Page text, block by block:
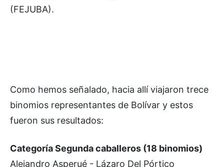
(FEJUBA).
Como hemos señalado, hacia allí viajaron trece
binomios representantes de Bolívar y estos
fueron sus resultados:
Categoría Segunda caballeros (18 binomios)
Alejandro Asperué - Lázaro Del Pórtico